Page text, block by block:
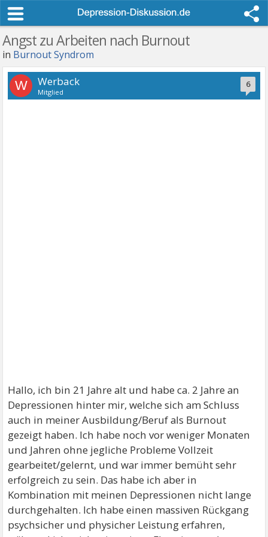
Angst zu Arbeiten nach Burnout
in Burnout Syndrom
6
W Werback
Mitglied
Hallo, ich bin 21 Jahre alt und habe ca. 2 Jahre an
Depressionen hinter mir, welche sich am Schluss
auch in meiner Ausbildung/Beruf als Burnout
gezeigt haben. Ich habe noch vor weniger Monaten
und Jahren ohne jegliche Probleme Vollzeit
gearbeitet/gelernt, und war immer bemüht sehr
erfolgreich zu sein. Das habe ich aber in
Kombination mit meinen Depressionen nicht lange
durchgehalten. Ich habe einen massiven Rückgang
psychsicher und physicher Leistung erfahren,